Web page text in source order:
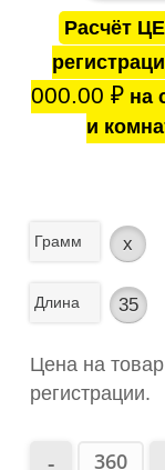
Расчёт
000.00 ₽на
и
Грамм x
Длина 35
Цена на
регистрации.